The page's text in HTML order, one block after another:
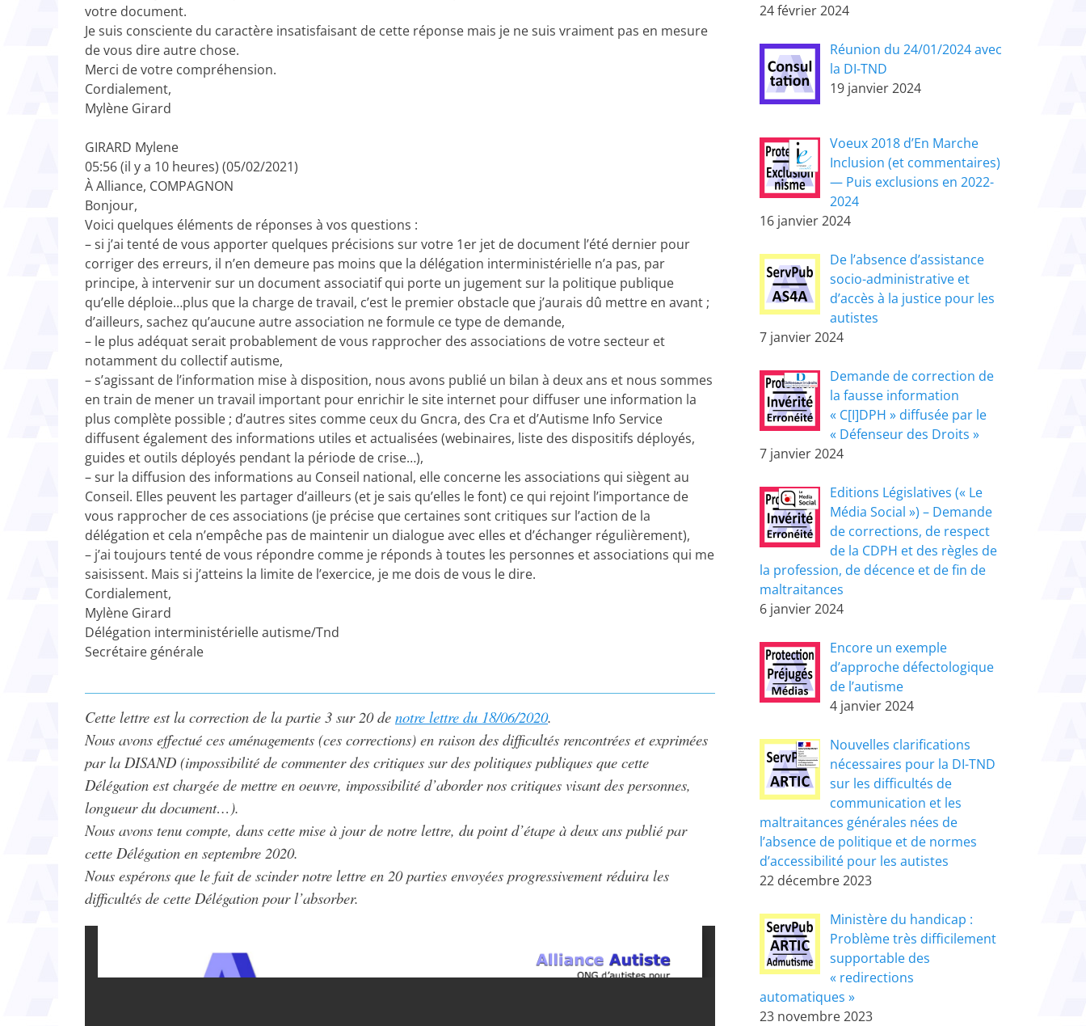
votre document.
Je suis consciente du caractère insatisfaisant de cette réponse mais je ne suis vraiment pas en mesure
de vous dire autre chose.
Merci de votre compréhension.
Cordialement,
Mylène Girard
GIRARD Mylene
05:56 (il y a 10 heures) (05/02/2021)
À Alliance, COMPAGNON
Bonjour,
Voici quelques éléments de réponses à vos questions :
– si j’ai tenté de vous apporter quelques précisions sur votre 1er jet de document l’été dernier pour
corriger des erreurs, il n’en demeure pas moins que la délégation interministérielle n’a pas, par
principe, à intervenir sur un document associatif qui porte un jugement sur la politique publique
qu’elle déploie…plus que la charge de travail, c’est le premier obstacle que j’aurais dû mettre en avant ;
d’ailleurs, sachez qu’aucune autre association ne formule ce type de demande,
– le plus adéquat serait probablement de vous rapprocher des associations de votre secteur et
notamment du collectif autisme,
– s’agissant de l’information mise à disposition, nous avons publié un bilan à deux ans et nous sommes
en train de mener un travail important pour enrichir le site internet pour diffuser une information la
plus complète possible ; d’autres sites comme ceux du Gncra, des Cra et d’Autisme Info Service
diffusent également des informations utiles et actualisées (webinaires, liste des dispositifs déployés,
guides et outils déployés pendant la période de crise…),
– sur la diffusion des informations au Conseil national, elle concerne les associations qui siègent au
Conseil. Elles peuvent les partager d’ailleurs (et je sais qu’elles le font) ce qui rejoint l’importance de
vous rapprocher de ces associations (je précise que certaines sont critiques sur l’action de la
délégation et cela n’empêche pas de maintenir un dialogue avec elles et d’échanger régulièrement),
– j’ai toujours tenté de vous répondre comme je réponds à toutes les personnes et associations qui me
saisissent. Mais si j’atteins la limite de l’exercice, je me dois de vous le dire.
Cordialement,
Mylène Girard
Délégation interministérielle autisme/Tnd
Secrétaire générale
Cette lettre est la correction de la partie 3 sur 20 de notre lettre du 18/06/2020.
Nous avons effectué ces aménagements (ces corrections) en raison des difficultés rencontrées et exprimées
par la DISAND (impossibilité de commenter des critiques sur des politiques publiques que cette
Délégation est chargée de mettre en oeuvre, impossibilité d’aborder nos critiques visant des personnes,
longueur du document…).
Nous avons tenu compte, dans cette mise à jour de notre lettre, du point d’étape à deux ans publié par
cette Délégation en septembre 2020.
Nous espérons que le fait de scinder notre lettre en 20 parties envoyées progressivement réduira les
difficultés de cette Délégation pour l’absorber.
24 février 2024
Réunion du 24/01/2024 avec
la DI-TND
19 janvier 2024
Voeux 2018 d’En Marche
Inclusion (et commentaires)
— Puis exclusions en 2022-
2024
16 janvier 2024
De l’absence d’assistance
socio-administrative et
d’accès à la justice pour les
autistes
7 janvier 2024
Demande de correction de
la fausse information
« C[I]DPH » diffusée par le
« Défenseur des Droits »
7 janvier 2024
Editions Législatives (« Le
Média Social ») – Demande
de corrections, de respect
de la CDPH et des règles de
la profession, de décence et de fin de
maltraitances
6 janvier 2024
Encore un exemple
d’approche défectologique
de l’autisme
4 janvier 2024
Nouvelles clarifications
nécessaires pour la DI-TND
sur les difficultés de
communication et les
maltraitances générales nées de
l’absence de politique et de normes
d’accessibilité pour les autistes
22 décembre 2023
Ministère du handicap :
Problème très difficilement
supportable des
« redirections
automatiques »
23 novembre 2023